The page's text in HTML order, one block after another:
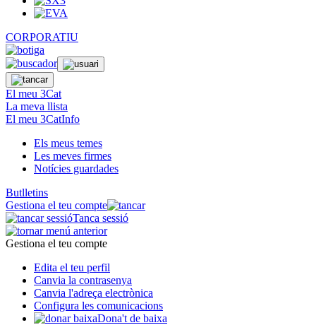
CORPORATIU
El meu 3Cat
La meva llista
El meu 3CatInfo
Els meus temes
Les meves firmes
Notícies guardades
Butlletins
Gestiona el teu compte
Tanca sessió
Gestiona el teu compte
Edita el teu perfil
Canvia la contrasenya
Canvia l'adreça electrònica
Configura les comunicacions
Dona't de baixa